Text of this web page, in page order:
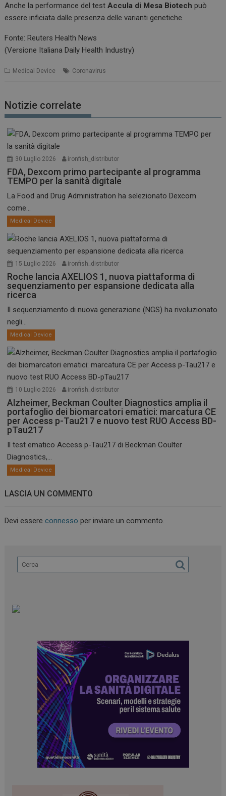
Anche la performance del testAccula di Mesa Biotech può
essere inficiata dalle presenza delle varianti genetiche.
Fonte: Reuters Health News
(Versione Italiana Daily Health Industry)
Medical Device Coronavirus
Notizie correlate
30 Luglio 2026 ironfish_distributor
FDA, Dexcom primo partecipante al programma
TEMPO per la sanità digitale
La Food and Drug Administration ha selezionato Dexcom
come...
Medical Device
15 Luglio 2026 ironfish_distributor
Roche lancia AXELIOS 1, nuova piattaforma di
sequenziamento per espansione dedicata alla
ricerca
Il sequenziamento di nuova generazione (NGS) ha rivoluzionato
negli...
Medical Device
10 Luglio 2026 ironfish_distributor
Alzheimer, Beckman Coulter Diagnostics amplia il
portafoglio dei biomarcatori ematici: marcatura CE
per Access p-Tau217 e nuovo test RUO Access BD-
pTau217
Il test ematico Access p-Tau217 di Beckman Coulter
Diagnostics,...
Medical Device
LASCIA UN COMMENTO
Devi essereconnesso per inviare un commento.